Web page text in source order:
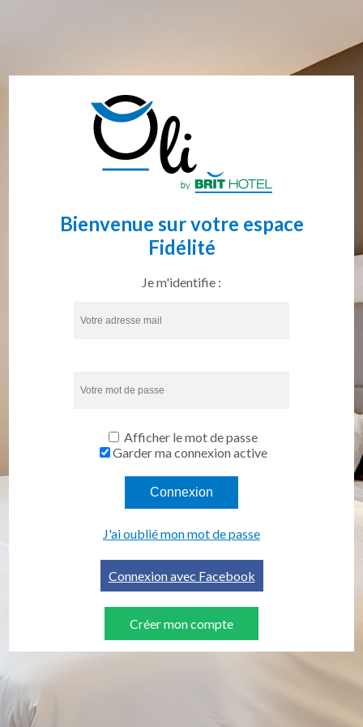
Bienvenue sur votre espace
Fidélité
Je m'identifie :
Afficher le mot de passe
Garder ma connexion active
Connexion
J'ai oublié mon mot de passe
Connexion avec Facebook
Créer mon compte